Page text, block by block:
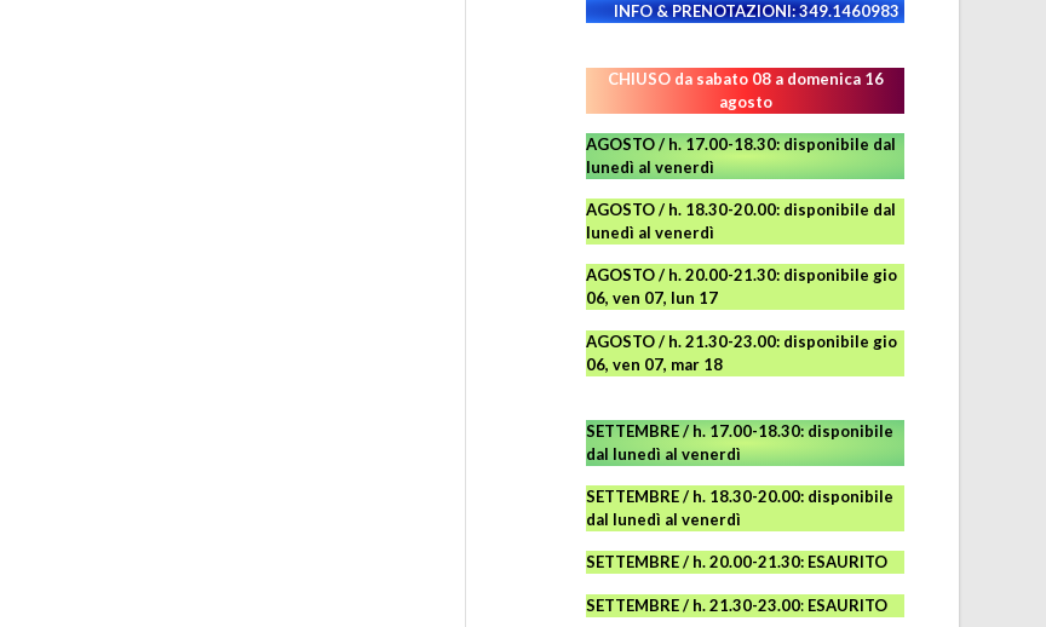
INFO & PRENOTAZIONI: 349.1460983
CHIUSO da sabato 08 a domenica 16
agosto
AGOSTO / h. 17.00-18.30: disponibile dal
lunedì al venerdì
AGOSTO/ h. 18.30-20.00: disponibile dal
lunedì al venerdì
AGOSTO / h. 20.00-21.30: disponibile gio
06, ven 07, lun 17
AGOSTO/ h. 21.30-23.00: disponibile gio
06, ven 07, mar 18
SETTEMBRE / h. 17.00-18.30: disponibile
dal lunedì al venerdì
SETTEMBRE / h. 18.30-20.00: disponibile
dal lunedì al venerdì
SETTEMBRE / h. 20.00-21.30: ESAURITO
SETTEMBRE / h. 21.30-23.00: ESAURITO